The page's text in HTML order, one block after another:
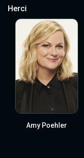
Herci
Amy Poehler